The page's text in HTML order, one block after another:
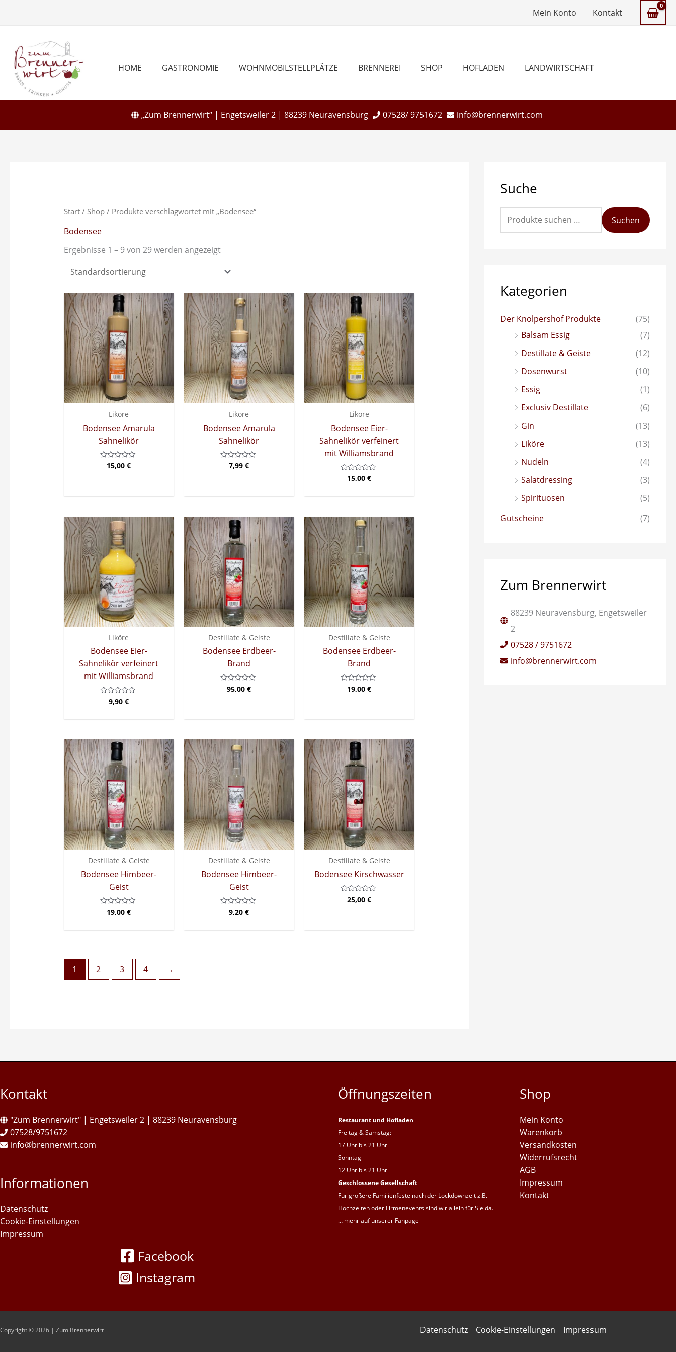
Mein Konto Kontakt
HOME GASTRONOMIE WOHNMOBILSTELLPLÄTZE BRENNEREI SHOP HOFLADEN LANDWIRTSCHAFT
„Zum Brennerwirt“ | Engetsweiler 2 | 88239 Neuravensburg 07528/ 9751672 info@brennerwirt.com
Start/ Shop/ Produkte verschlagwortet mit „Bodensee“
Bodensee
Ergebnisse 1 – 9 von 29 werden angezeigt
Liköre
Bodensee Amarula
Sahnelikör
Bewertet
15,00€
Liköre
Bodensee Amarula
Sahnelikör
Bewertet
7,99€
Liköre
Bodensee Eier-
Sahnelikör verfeinert
mit Williamsbrand
Bewertet
15,00€
Liköre
Bodensee Eier-
Sahnelikör verfeinert
mit Williamsbrand
Bewertet
9,90€
Destillate & Geiste
Bodensee Erdbeer-
Brand
Bewertet
95,00€
Destillate & Geiste
Bodensee Erdbeer-
Brand
Bewertet
19,00€
Destillate & Geiste
Bodensee Himbeer-
Geist
Bewertet
mit
19,00€
Destillate & Geiste
Bodensee Himbeer-
Geist
Bewertet
mit
9,20€
Destillate & Geiste
Bodensee Kirschwasser
Bewertet
mit
25,00€
1 2 3 4 →
Suche
u
e
c
h
Suchen
Kategorien
Der Knolpershof Produkte
(75)
Balsam Essig
(7)
Destillate & Geiste
(12)
Dosenwurst
(10)
Essig
(1)
Exclusiv Destillate
(6)
Gin
(13)
Liköre
(13)
Nudeln
(4)
Salatdressing
(3)
Spirituosen
(5)
Gutscheine
(7)
Zum Brennerwirt
88239 Neuravensburg, Engetsweiler
2
07528 / 9751672
info@brennerwirt.com
Kontakt
"Zum Brennerwirt" | Engetsweiler 2 | 88239 Neuravensburg
07528/9751672
info@brennerwirt.com
Informationen
Datenschutz
Cookie-Einstellungen
Impressum
Facebook
Instagram
Öffnungszeiten
Restaurant und Hofladen
Freitag & Samstag:
17 Uhr bis 21 Uhr
Sonntag
12 Uhr bis 21 Uhr
Geschlossene Gesellschaft
Für größere Familienfeste nach der Lockdownzeit z.B.
Hochzeiten oder Firmenevents sind wir allein für Sie da.
… mehr auf unserer Fanpage
Shop
Mein Konto
Warenkorb
Versandkosten
Widerrufsrecht
AGB
Impressum
Kontakt
Copyright © 2026 | Zum Brennerwirt Datenschutz Cookie-Einstellungen Impressum